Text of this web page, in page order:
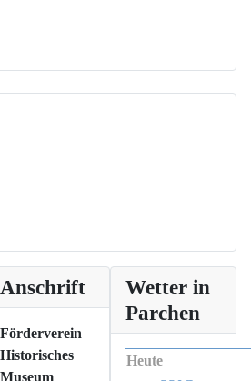
Anschrift
Förderverein
Historisches
Museum
Wetter in
Parchen
Heute